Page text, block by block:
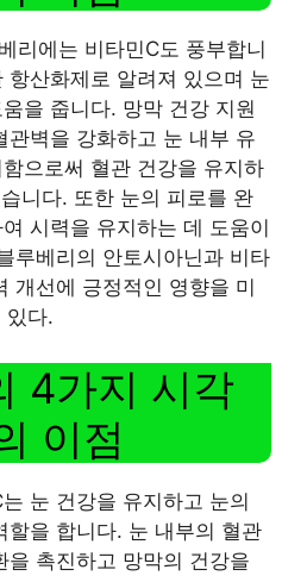
리에는 비타민C도 풍부합니
항산화제로 알려져 있으며 눈
을 줍니다. 망막 건강 지원
관벽을 강화하고 눈 내부 유
으로써 혈관 건강을 유지하
니다. 또한 눈의 피로를 완
시력을 유지하는 데 도움이
루베리의 안토시아닌과 비타
개선에 긍정적인 영향을 미
있다.
4가지 시각
이점
눈 건강을 유지하고 눈의
할을 합니다. 눈 내부의 혈관
을 촉진하고 망막의 건강을